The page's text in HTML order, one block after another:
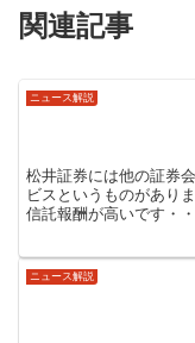
関連記事
ニュース解説
松井証券には他の証券
ビスというものがあり
信託報酬が高いです・
イントサービスでこん
ニュース解説